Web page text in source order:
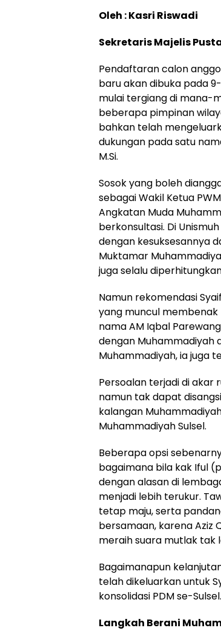
Oleh : Kasri Riswadi
Sekretaris Majelis
Pendaftaran calon
baru akan dibuka pada
mulai tergiang di mana-
beberapa pimpinan
bahkan telah
dukungan pada satu
M.Si.
Sosok yang boleh
sebagai Wakil Ketua
Angkatan Muda
berkonsultasi. Di
dengan kesuksesannya
Muktamar
juga selalu
Namun rekomendasi
yang muncul
nama AM Iqbal
dengan Muhammadiyah
Muhammadiyah, ia juga
Persoalan terjadi di akar
namun tak dapat
kalangan
Muhammadiyah Sulsel.
Beberapa opsi
bagaimana bila kak Iful
dengan alasan di
menjadi lebih terukur.
tetap maju, serta
bersamaan, karena Aziz
meraih suara mutlak tak
Bagaimanapun
telah dikeluarkan untuk
konsolidasi PDM se-Sulsel.
Langkah Berani